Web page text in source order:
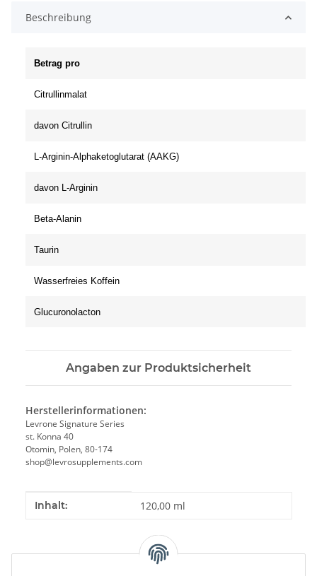
Beschreibung
Betrag pro
Citrullinmalat
davon Citrullin
L-Arginin-Alphaketoglutarat (AAKG)
davon L-Arginin
Beta-Alanin
Taurin
Wasserfreies Koffein
Glucuronolacton
Angaben zur Produktsicherheit
Herstellerinformationen:
Levrone Signature Series
st. Konna 40
Otomin, Polen, 80-174
shop@levrosupplements.com
Produkteigenschaft
Wert
Inhalt: 120,00 ml